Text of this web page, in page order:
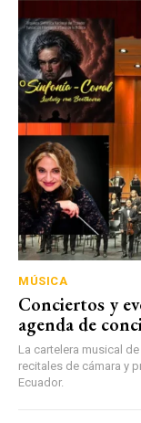
MÚSICA
Conciertos y
agenda de
La cartelera musical
recitales de cámara y
Ecuador.